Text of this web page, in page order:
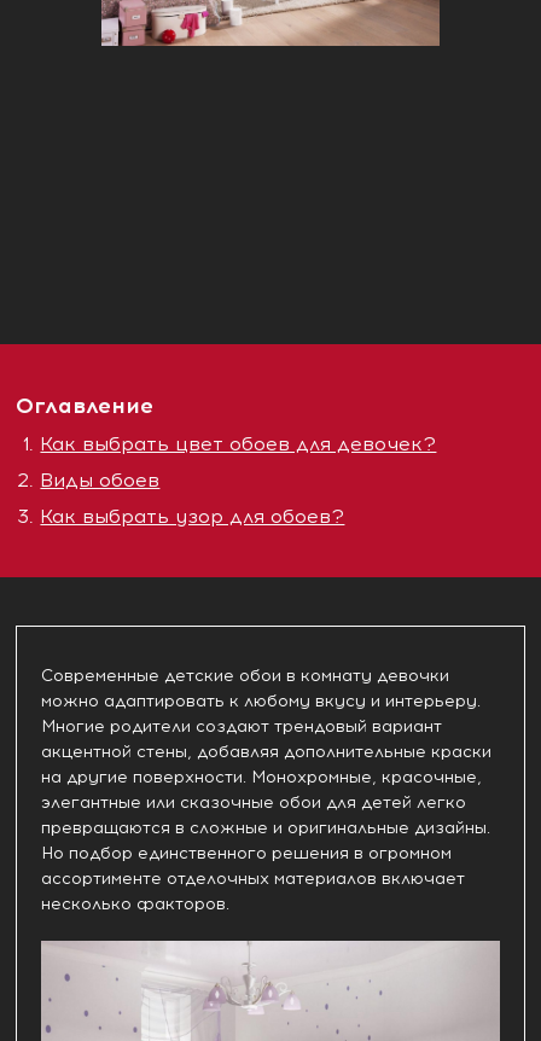
Оглавление
Как выбрать цвет обоев для девочек?
Виды обоев
Как выбрать узор для обоев?
Современные детские обои в комнату девочки
можно адаптировать к любому вкусу и интерьеру.
Многие родители создают трендовый вариант
акцентной стены, добавляя дополнительные краски
на другие поверхности. Монохромные, красочные,
элегантные или сказочные обои для детей легко
превращаются в сложные и оригинальные дизайны.
Но подбор единственного решения в огромном
ассортименте отделочных материалов включает
несколько факторов.